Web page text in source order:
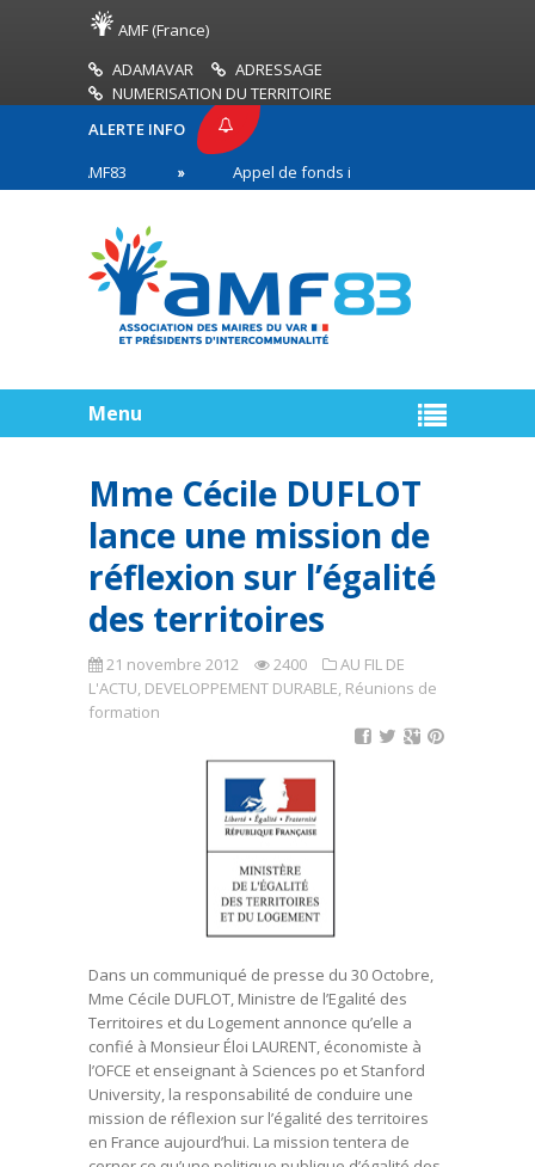
AMF (France)
ADAMAVAR
ADRESSAGE
NUMERISATION DU TERRITOIRE
ALERTE INFO
AMF83
Appel de fonds incendies de forêt
en première ligne
Menu
Mme Cécile DUFLOT
lance une mission de
réflexion sur l’égalité
des territoires
21 novembre 2012 2400
AU FIL DE
L'ACTU, DEVELOPPEMENT DURABLE, Réunions de
formation
Dans un communiqué de presse du 30 Octobre,
Mme Cécile DUFLOT, Ministre de l’Egalité des
Territoires et du Logement annonce qu’elle a
confié à Monsieur Éloi LAURENT, économiste à
l’OFCE et enseignant à Sciences po et Stanford
University, la responsabilité de conduire une
mission de réflexion sur l’égalité des territoires
en France aujourd’hui. La mission tentera de